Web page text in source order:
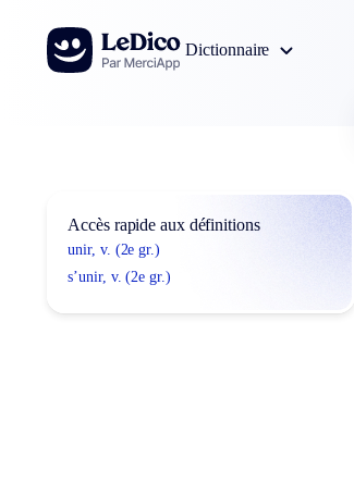
Aller au contenu
Dictionnaire
Accès rapide aux définitions
unir, v. (2e gr.)
s’unir, v. (2e gr.)